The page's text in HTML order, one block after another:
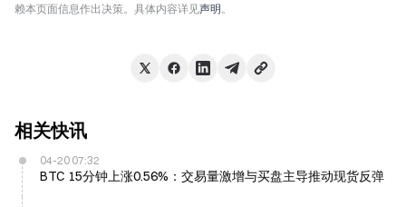
赖本页面信息作出决策。具体内容详见声明。
相关快讯
04-20 07:32
BTC 15分钟上涨0.56%：交易量激增与买盘主导推动现货反弹